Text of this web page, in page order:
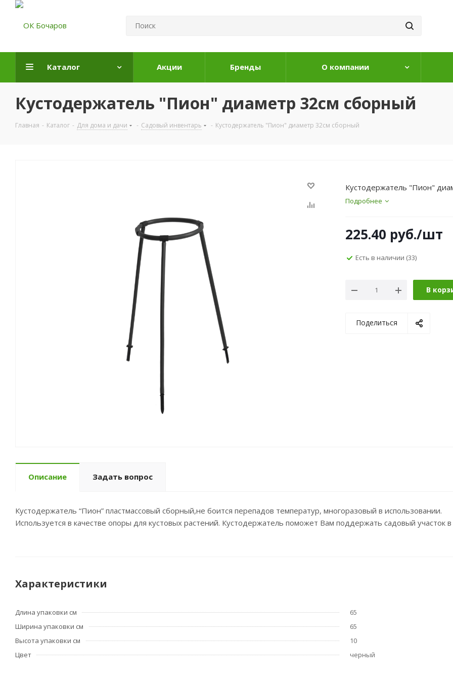
Каталог Акции Бренды О компании
Кустодержатель "Пион" диаметр 32см сборный
Главная - Каталог - Для дома и дачи - Садовый инвентарь - Кустодержатель "Пион" диаметр 32см сборный
Кустодержатель "Пион"
Подробнее
225.40 руб./шт
Есть в наличии (33)
В
Поделиться
Описание Задать вопрос
Кустодержатель “Пион” пластмассовый сборный,не боится перепадов температур, многоразовый в использовании.
Используется в качестве опоры для кустовых растений. Кустодержатель поможет Вам поддержать садовый участок
Характеристики
Длина упаковки см
65
Ширина упаковки см
65
Высота упаковки см
10
Цвет
черный